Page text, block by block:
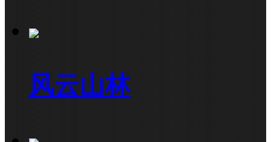
风云山林